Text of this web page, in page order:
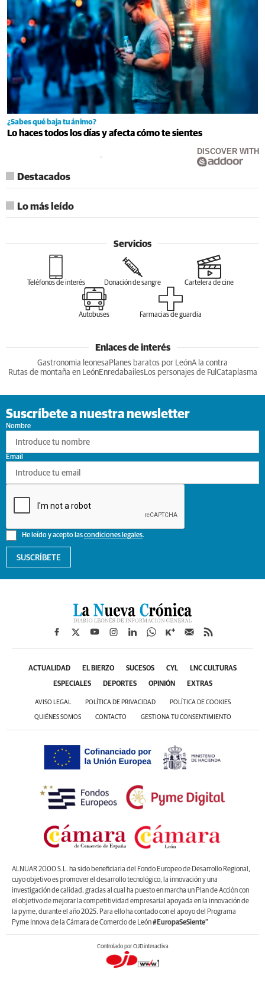
¿Sabes qué baja tu ánimo?
Lo haces todos los días y afecta cómo te sientes
DISCOVER WITH
Destacados
Lo más leído
Servicios
Teléfonos de interés Donación de sangre Cartelera de cine
Autobuses Farmacias de guardia
Enlaces de interés
Gastronomia leonesa Planes baratos por LeónA la contra
Rutas de montaña en LeónEnredabailesLos personajes de Ful Cataplasma
Suscríbete a nuestra newsletter
Nombre
He leído y acepto lascondiciones legales.
Email
SUSCRÍBETE
ACTUALIDAD EL BIERZO SUCESOS CYL LNC CULTURAS
ESPECIALES DEPORTES OPINIÓN EXTRAS
AVISO LEGAL POLÍTICA DE PRIVACIDAD POLÍTICA DE COOKIES
QUIÉNES SOMOS CONTACTO GESTIONA TU CONSENTIMIENTO
ALNUAR 2000 S.L. ha sido beneficiaria del Fondo Europeo de Desarrollo Regional,
cuyo objetivo es promover el desarrollo tecnológico, la innovación y una
investigación de calidad, gracias al cual ha puesto en marcha un Plan de Acción con
el objetivo de mejorar la competitividad empresarial apoyada en la innovación de
la pyme, durante el año 2025. Para ello ha contado con el apoyo del Programa
Pyme Innova de la Cámara de Comercio de León#EuropaSeSiente”
Controlado por OJDinteractiva